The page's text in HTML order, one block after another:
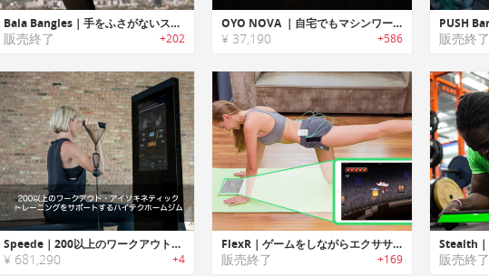
Bala Bangles｜手をふさがないスタイリッシュなヨガ用ウェアラブルウェイト「バラバングル」
販売終了 +202
OYO NOVA ｜自宅でもマシンワークアウトができるポータブルワークアウトデバイス「オーヨーノバ」
¥ 37,190 +586 販売終了
Speede｜200以上のワークアウト・アイソキネティックトレーニングをサポートするハイテクホームジム「スピード」
¥ 681,290 +4
FlexR｜ゲームをしながらエクササイズ/リハビリが可能な神経筋センサーデバイス「フレクサー」
販売終了 +169 販売終了